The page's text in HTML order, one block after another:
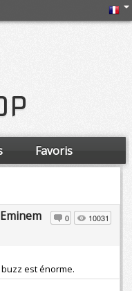
Favoris
Eminem 0 10031
est énorme.